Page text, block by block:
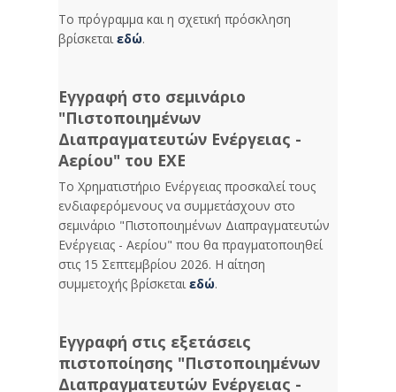
Το πρόγραμμα και η σχετική πρόσκληση
βρίσκεταιεδώ.
Εγγραφή στο σεμινάριο
"Πιστοποιημένων
Διαπραγματευτών Ενέργειας -
Αερίου" του ΕΧΕ
Το Χρηματιστήριο Ενέργειας προσκαλεί τους
ενδιαφερόμενους να συμμετάσχουν στο
σεμινάριο "Πιστοποιημένων Διαπραγματευτών
Ενέργειας - Αερίου" που θα πραγματοποιηθεί
στις 15 Σεπτεμβρίου 2026. Η αίτηση
συμμετοχής βρίσκεταιεδώ.
Εγγραφή στις εξετάσεις
πιστοποίησης "Πιστοποιημένων
Διαπραγματευτών Ενέργειας -